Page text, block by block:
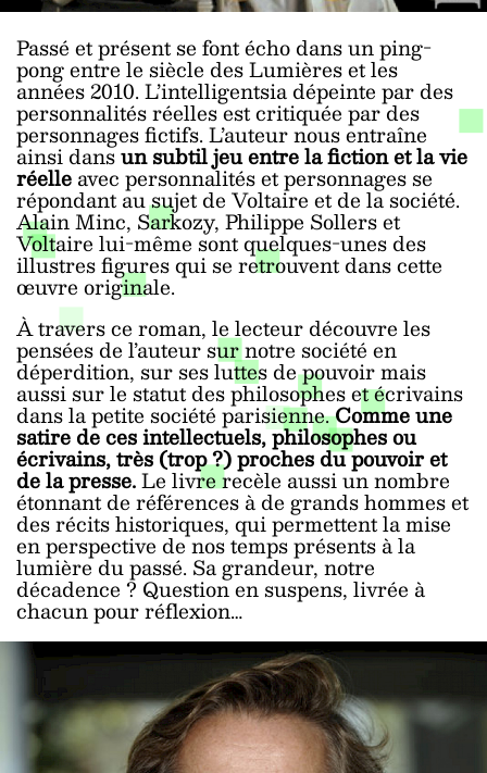
Passé et présent se font écho dans un ping-
pong entre le siècle des Lumières et les
années 2010. L’intelligentsia dépeinte par des
personnalités réelles est critiquée par des
personnages fictifs. L’auteur nous entraîne
ainsi dansun subtil jeu entre la fiction et la vie
réelleavec personnalités et personnages se
répondant au sujet de Voltaire et de la société.
Alain Minc, Sarkozy, Philippe Sollers et
Voltaire lui-même sont quelques-unes des
illustres figures qui se retrouvent dans cette
œuvre originale.
À travers ce roman, le lecteur découvre les
pensées de l’auteur sur notre société en
déperdition, sur ses luttes de pouvoir mais
aussi sur le statut des philosophes et écrivains
dans la petite société parisienne.Comme une
satire de ces intellectuels, philosophes ou
écrivains, très (trop ?) proches du pouvoir et
de la presse.Le livre recèle aussi un nombre
étonnant de références à de grands hommes et
des récits historiques, qui permettent la mise
en perspective de nos temps présents à la
lumière du passé. Sa grandeur, notre
décadence ? Question en suspens, livrée à
chacun pour réflexion…